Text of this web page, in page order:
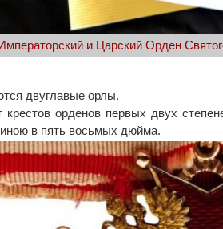
и Царский Орден
двуглавые орлы.
крестов орденов первых двух
в пять восьмых дюйма.